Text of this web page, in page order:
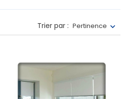
Trier par : Pertinence